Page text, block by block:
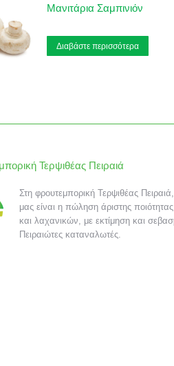
Μανιτάρια Σαμπινιόν
Διαβάστε περισσότερα
Τερψιθέας Πειραιά
Στη φρουτεμπορική Τερψιθέας
μας είναι η πώληση άριστης
και λαχανικών, με εκτίμηση και
Πειραιώτες καταναλωτές.